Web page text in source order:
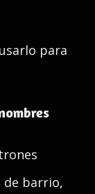
para
de barrio,